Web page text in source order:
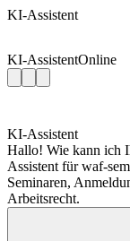
KI-Assistent
KI-AssistentOnline
KI-Assistent
Hallo! Wie kann ich
Assistent für waf-
Seminaren,
Arbeitsrecht.